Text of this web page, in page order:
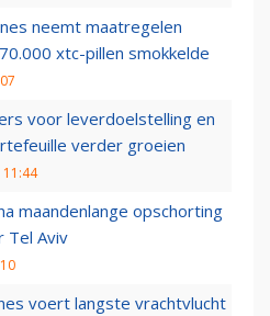
neemt maatregelen
xtc-pillen smokkelde
voor leverdoelstelling en
verder groeien
11:44
maandenlange opschorting
Tel Aviv
voert langste vrachtvlucht